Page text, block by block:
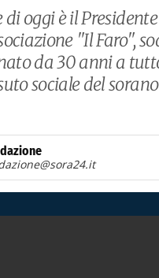
di oggi è il Presidente
"Il Faro",
da 30 anni a
sociale del